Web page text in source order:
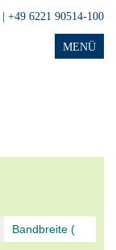
| +49 6221 90514-100